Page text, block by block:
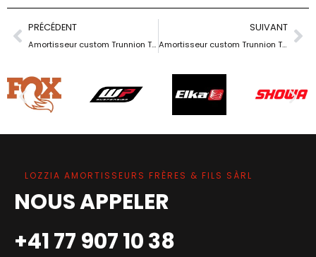
PRÉCÉDENT
Amortisseur custom Trunnion TTX 22 M
SUIVANT
Amortisseur custom Trunnion TTX 22 M
LOZZIA AMORTISSEURS FRÈRES & FILS SÀRL
NOUS APPELER
+41 77 907 10 38